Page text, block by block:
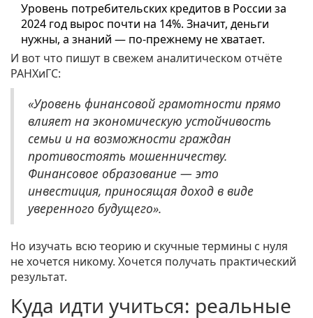
Уровень потребительских кредитов в России за
2024 год вырос почти на 14%. Значит, деньги
нужны, а знаний — по-прежнему не хватает.
И вот что пишут в свежем аналитическом отчёте
РАНХиГС:
«Уровень финансовой грамотности прямо
влияет на экономическую устойчивость
семьи и на возможности граждан
противостоять мошенничеству.
Финансовое образование — это
инвестиция, приносящая доход в виде
уверенного будущего».
Но изучать всю теорию и скучные термины с нуля
не хочется никому. Хочется получать практический
результат.
Куда идти учиться: реальные